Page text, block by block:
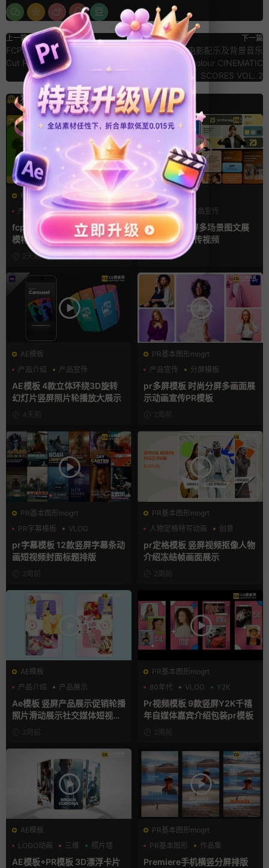
上一篇
FCPX10.6.3 苹果视频剪辑 Final
Cut Pro 软件 中/英文免费下载
下一篇
高级小众电影配乐及背景音乐
Tropic Colour CINEMATIC
SCORES VOL. 2
猜你喜欢
FCPX发生器
产品宣传
企业宣传模板
分屏模板
fcpx插件 34秒14张照片多屏
模特产品广告宣传视频相册
2天前
AE模板
产品介绍
产品宣传
产品展示
AE模板 横竖屏多场景图文展
示排版产品宣传视频
3天前
AE模板
产品介绍
产品宣传
产品展示
AE模板 4款立体环绕3D旋转
幻灯片竖屏照片轮播放大展示
4天前
PR基本图形mogrt
产品宣传
分屏模板
品牌宣传
pr多屏模板 时尚分屏多画面展
示动画宣传PR模板
2周前
PR基本图形mogrt
PR字幕模板
VLOG
人物介绍
pr字幕模板 12款竖屏字幕条动
画短视频封面标题排版
2周前
PR基本图形mogrt
人物定格特写动画
创意
动态海报
pr定格模板 竖屏视频抠像人物
介绍冻结帧画面展示
2周前
AE模板
产品介绍
产品展示
卡通模板
Ae模板 竖屏产品展示促销轮播
照片滑动展示社交媒体短视频
片头2周前
PR基本图形mogrt
80年代
VLOG Y2K
Pr视频模板 9款竖屏Y2K千禧
年自媒体嘉宾介绍包装pr模板
2周前
AE模板
LOGO动画
三维 照片墙
AE模板+PR模板 3D漂浮卡片
PR基本图形mogrt
PR基本图形
作品集
分屏模板
Premiere手机横竖分屏排版